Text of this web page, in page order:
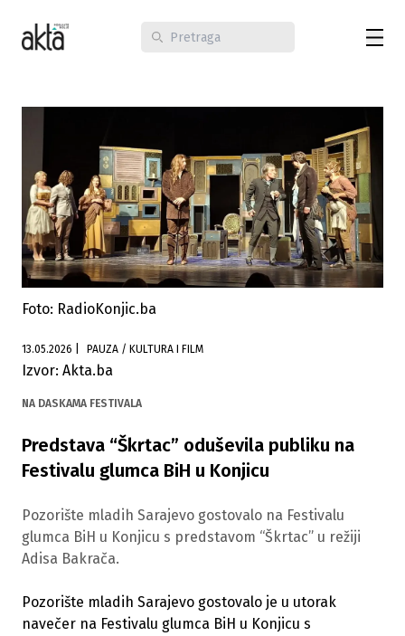
Foto: RadioKonjic.ba
13.05.2026 PAUZA / KULTURA I FILM
Izvor: Akta.ba
NA DASKAMA FESTIVALA
Predstava “Škrtac” oduševila publiku na
Festivalu glumca BiH u Konjicu
Pozorište mladih Sarajevo gostovalo na Festivalu
glumca BiH u Konjicu s predstavom “Škrtac” u režiji
Adisa Bakrača.
Pozorište mladih Sarajevo gostovalo je u utorak
navečer na Festivalu glumca BiH u Konjicu s